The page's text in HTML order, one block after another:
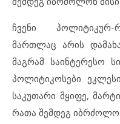
ჩვენი პოლიტიკურ-
მართლაც არის
მაგრამ საინტერესო
პოლიტიკოსები
საკუთარი მყიფე,
რათა შემდეგ